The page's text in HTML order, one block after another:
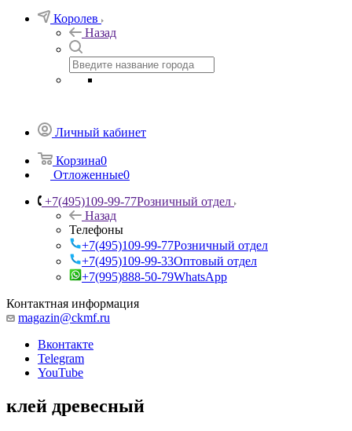
Королев
Назад
Личный кабинет
Корзина0
Отложенные0
+7(495)109-99-77Розничный отдел
Назад
Телефоны
+7(495)109-99-77Розничный отдел
+7(495)109-99-33Оптовый отдел
+7(995)888-50-79WhatsApp
Контактная информация
magazin@ckmf.ru
Вконтакте
Telegram
YouTube
клей древесный